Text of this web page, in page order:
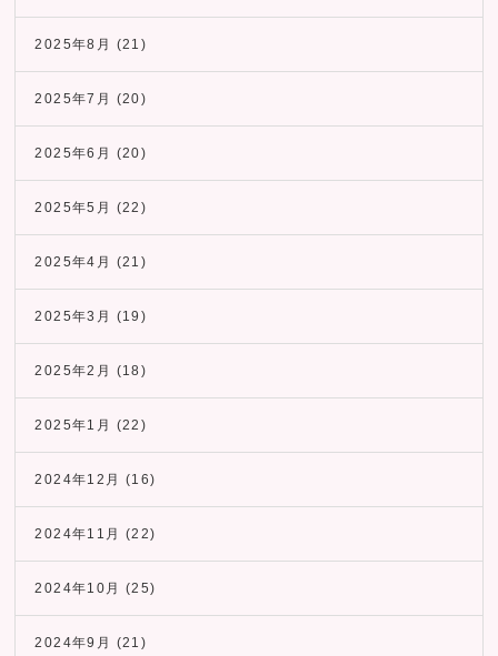
2025年8月 (21)
2025年7月 (20)
2025年6月 (20)
2025年5月 (22)
2025年4月 (21)
2025年3月 (19)
2025年2月 (18)
2025年1月 (22)
2024年12月 (16)
2024年11月 (22)
2024年10月 (25)
2024年9月 (21)